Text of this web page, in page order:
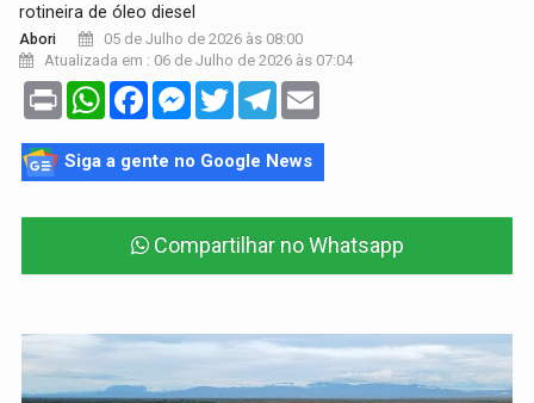
rotineira de óleo diesel
Abori
05 de Julho de 2026 às 08:00
Atualizada em : 06 de Julho de 2026 às 07:04
Print WhatsAppFacebookMessenger
TwitterTelegram
Siga a gente no Google News
Compartilhar no Whatsapp